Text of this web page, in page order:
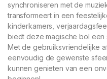
synchroniseren met de
transformeert in een
kinderkamers,
biedt deze magische bol een
Met de gebruiksvriendelijke
eenvoudig de gewenste
kunnen genieten van een